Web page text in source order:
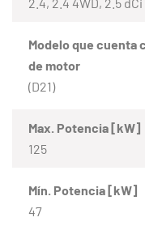
Modelo que cuenta
de motor
(D21)
Max. Potencia [kW]
125
Mín. Potencia [kW]
47